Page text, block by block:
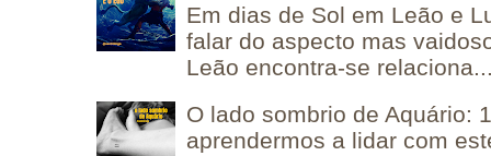
Em dias de Sol em Leão e
falar do aspecto mas
Leão encontra-se
O lado sombrio de Aquário:
aprendermos a lidar com